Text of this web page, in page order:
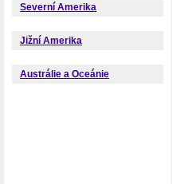
Severní Amerika
Jižní Amerika
Austrálie a Oceánie